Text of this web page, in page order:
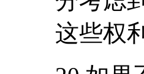
这些权